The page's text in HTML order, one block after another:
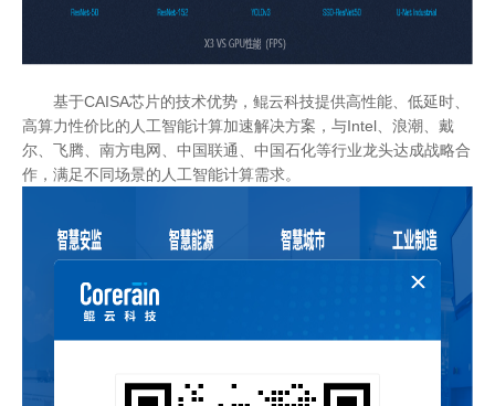
基于CAISA芯片的技术优势，鲲云科技提供高性能、低延时、
高算力性价比的人工智能计算加速解决方案，与Intel、浪潮、戴
尔、飞腾、南方电网、中国联通、中国石化等行业龙头达成战略合
作，满足不同场景的人工智能计算需求。